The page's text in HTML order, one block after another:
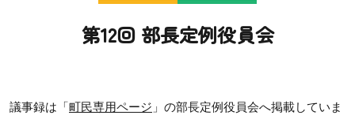
第12回 部長定例役員会
議事録は「町民専用ページ 」の部長定例役員会へ掲載していま